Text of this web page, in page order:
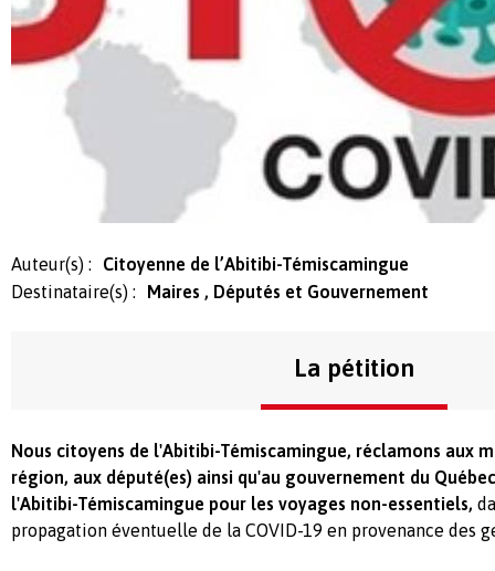
Auteur(s) :
Citoyenne de l’Abitibi-Témiscamingue
Destinataire(s) :
Maires , Députés et Gouvernement
La pétition
Nous citoyens de l'Abitibi-Témiscamingue, réclamons aux
région, aux député(es) ainsi qu'au gouvernement du
l'Abitibi-Témiscamingue pour les voyages non-essentiels,
propagation éventuelle de la COVID-19 en provenance des